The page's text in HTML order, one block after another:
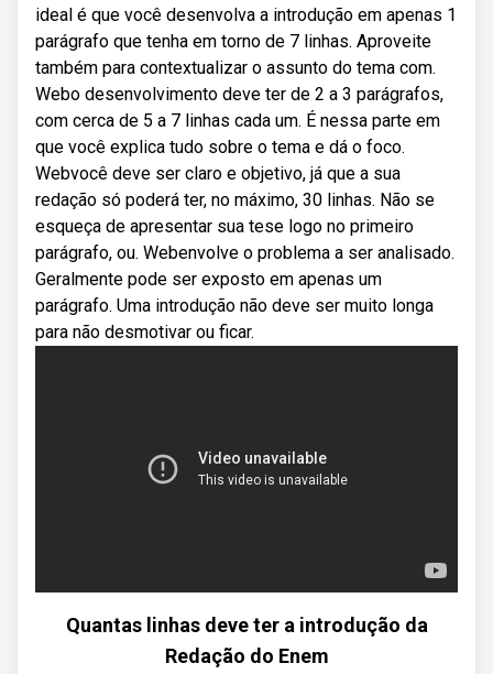
ideal é que você desenvolva a introdução em apenas 1
parágrafo que tenha em torno de 7 linhas. Aproveite
também para contextualizar o assunto do tema com.
Webo desenvolvimento deve ter de 2 a 3 parágrafos,
com cerca de 5 a 7 linhas cada um. É nessa parte em
que você explica tudo sobre o tema e dá o foco.
Webvocê deve ser claro e objetivo, já que a sua
redação só poderá ter, no máximo, 30 linhas. Não se
esqueça de apresentar sua tese logo no primeiro
parágrafo, ou. Webenvolve o problema a ser analisado.
Geralmente pode ser exposto em apenas um
parágrafo. Uma introdução não deve ser muito longa
para não desmotivar ou ficar.
Quantas linhas deve ter a introdução da
Redação do Enem